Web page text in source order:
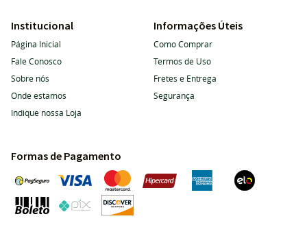
Institucional
Página Inicial
Fale Conosco
Sobre nós
Onde estamos
Indique nossa Loja
Informações Úteis
Como Comprar
Termos de Uso
Fretes e Entrega
Segurança
Formas de Pagamento